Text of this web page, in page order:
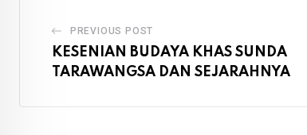
PREVIOUS POST
KESENIAN BUDAYA KHAS SUNDA
TARAWANGSA DAN SEJARAHNYA